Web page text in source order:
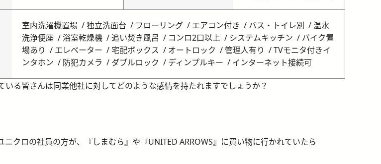
室内洗濯機置場 独立洗面台 フローリング エアコン付き バス・トイレ別
温水
洗浄便座
浴室乾燥機 追い焚き風呂 コンロ2口以上 システムキッチン
バイク置
場あり
エレベーター 宅配ボックス オートロック 管理人有り
TVモニタ付きイ
ンタホン
防犯カメラ ダブルロック ディンプルキー インターネット接続可
いる皆さんは同業他社に対してどのような感情を持たれますでしょうか？
ニクロの社員の方が、『しまむら』や『UNITED ARROWS』に買い物に行かれていたら